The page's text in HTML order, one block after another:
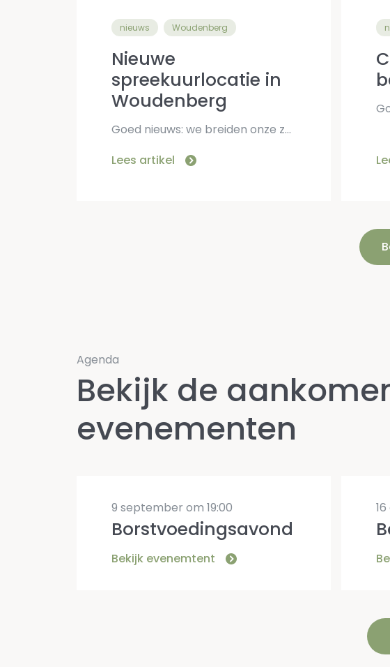
nieuws Woudenberg
Nieuwe
spreekuurlocatie in
Woudenberg
Goed nieuws: we breiden onze zorg uit! Vanaf juli openen we een gloednieuwe spreekuurlocatie aan de Schans 30 in Woudenberg. Het idee hierachter? Nóg beter bereikbaar zijn voor jou. We […]
Lees artikel
Agenda
Bekijk de
evenementen
9 september om 19:00
Borstvoedingsavond
Bekijk evenemtent